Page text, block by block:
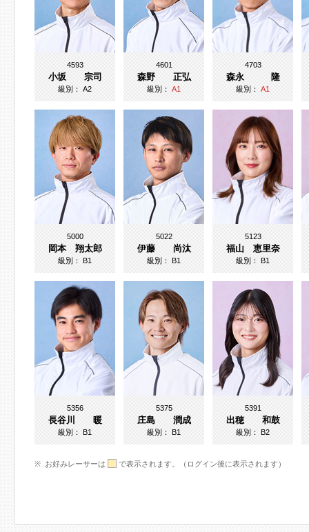
4593
小坂 宗司
級別：A2
4601
森野 正弘
級別：A1
4703
森永 隆
級別：A1
5000
岡本 翔太郎
級別：B1
5022
伊藤 尚汰
級別：B1
5123
福山 恵里奈
級別：B1
5356
長谷川 暖
級別：B1
5375
庄島 潤成
級別：B1
5391
出穂 和鼓
級別：B2
お好みレーサーは で表示されます。（ログイン後に表示されます）